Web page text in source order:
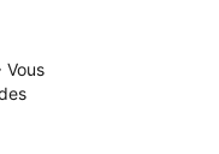
Vous